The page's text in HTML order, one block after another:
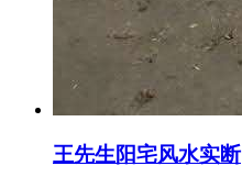
王先生阳宅风水实断